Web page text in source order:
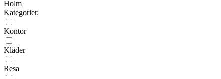
Holm
Kategorier:
Kontor
Kläder
Resa